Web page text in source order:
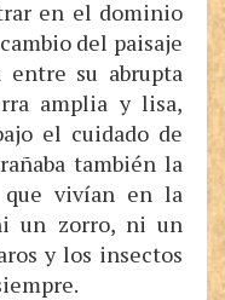
en el dominio
del paisaje
su abrupta
amplia y lisa,
el cuidado de
también la
que vivían en la
un zorro, ni un
y los insectos